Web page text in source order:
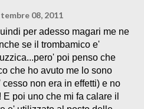
08, 2011
per adesso magari me ne
se il trombamico e'
poi penso che
che ho avuto me lo sono
non era in effetti) e no
poi uno che mi fa calare il